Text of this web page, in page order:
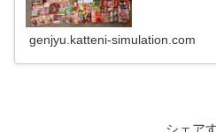
genjyu.katteni-simulation.com